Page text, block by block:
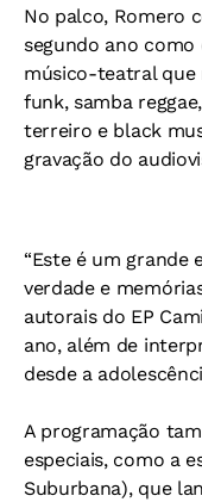
No palco, Romero
segundo ano
músico-teatral que
funk, samba
terreiro e black
gravação do
“Este é um grande
verdade e
autorais do EP
ano, além de
desde a
A programação
especiais, como a
Suburbana), que